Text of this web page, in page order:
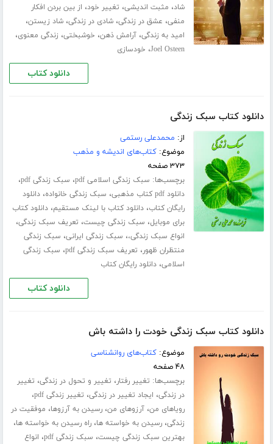
شاد، مثبت اندیشی، تغییر خود، از بین بردن افکار
منفی، عشق در زندگی،شادی در زندگی،شاد زیستن،
امید به زندگی،آرامش ذهن، خوشبختی، زندگی معنوی،
Joel Osteen، خودسازی
دانلود کتاب
دانلود کتاب سبک زندگی
از: محمدعلی رستمی
موضوع:کتاب‌های اندیشه و مذهب
۳۷۳ صفحه
برچسب‌ها: سبک زندگی اسلامی pdf ، سبک زندگی pdf ،
دانلود pdf کتاب مذهبی ، سبک زندگی خانواده،دانلود
رایگان کتاب،دانلود کتاب با لینک مستقیم،دانلود کتاب
برای موبایل، سبک زندگی چیست، تعریف سبک زندگی،
انواع سبک زندگی،، سبک زندگی ایرانی، سبک زندگی
منتظران ظهور، تعریف سبک زندگی pdf ، سبک زندگی
اسلامی،دانلود رایگان کتاب
دانلود کتاب
دانلود کتاب سبک زندگی خودت را داشته باش
موضوع:کتاب‌های روانشناسی
۴۸ صفحه
برچسب‌ها: تغییر رفتار، تغییر و تحول در زندگی، تغییر
در زندگی، ایجاد تغییر در زندگی، تغییر زندگی pdf ،
رویاهای من،آرزوهای من،رسیدن به آرزوها، موفقیت در
زندگی،رسیدن به خواسته ها،راه رسیدن به خواسته ها،
بهترین سبک زندگی چیست، سبک زندگی pdf ، انواع